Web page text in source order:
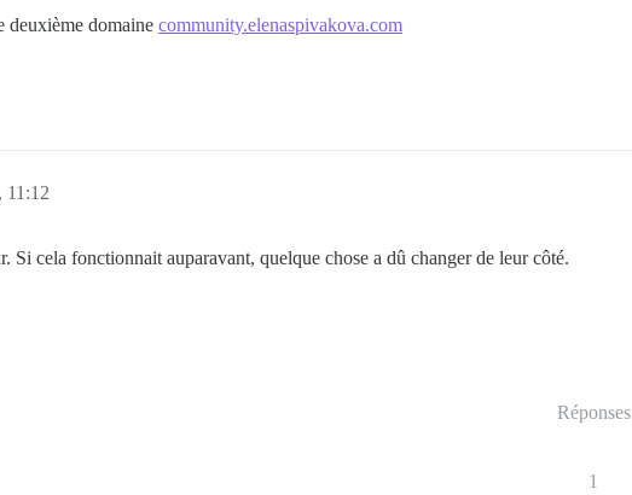
deuxième domaine community.elenaspivakova.com
11:12
Si cela fonctionnait auparavant, quelque chose a dû changer de leur côté.
Réponses
1